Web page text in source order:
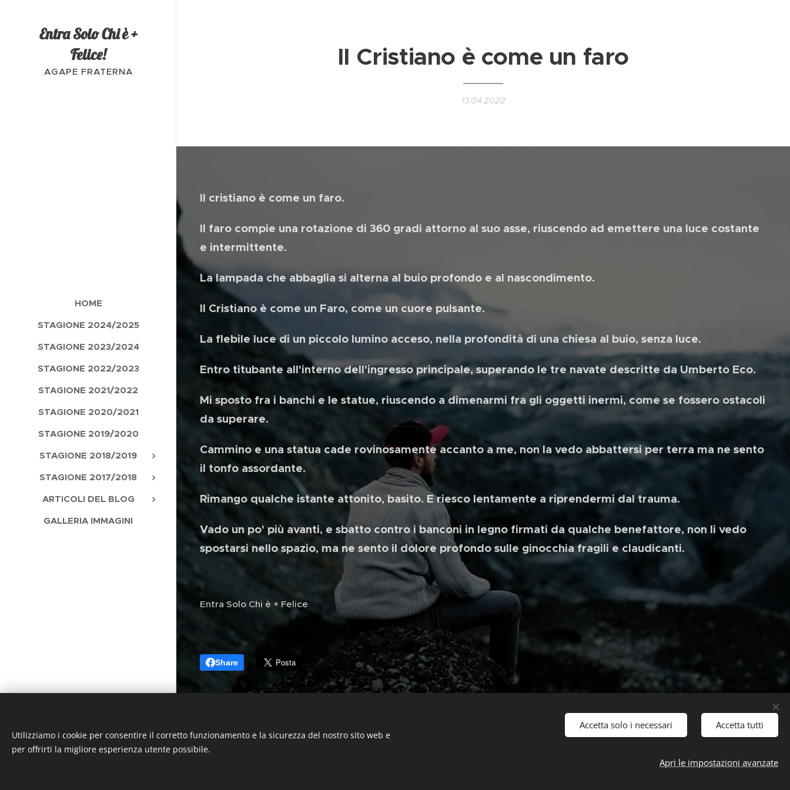
Entra Solo Chi è +
Felice!
AGAPE FRATERNA
HOME
STAGIONE 2024/2025
STAGIONE 2023/2024
STAGIONE 2022/2023
STAGIONE 2021/2022
STAGIONE 2020/2021
STAGIONE 2019/2020
STAGIONE 2018/2019
STAGIONE 2017/2018
ARTICOLI DEL BLOG
GALLERIA IMMAGINI
Il Cristiano è come un faro
13.04.2022
Il cristiano è come un faro.
Il faro compie una rotazione di 360 gradi attorno al suo asse, riuscendo ad emettere una luce costante
e intermittente.
La lampada che abbaglia si alterna al buio profondo e al nascondimento.
Il Cristiano è come un Faro, come un cuore pulsante.
La flebile luce di un piccolo lumino acceso, nella profondità di una chiesa al buio, senza luce.
Entro titubante all'interno dell'ingresso principale, superando le tre navate descritte da Umberto Eco.
Mi sposto fra i banchi e le statue, riuscendo a dimenarmi fra gli oggetti inermi, come se fossero ostacoli
da superare.
Cammino e una statua cade rovinosamente accanto a me, non la vedo abbattersi per terra ma ne sento
il tonfo assordante.
Rimango qualche istante attonito, basito. E riesco lentamente a riprendermi dal trauma.
Vado un po' più avanti, e sbatto contro i banconi in legno firmati da qualche benefattore, non li vedo
spostarsi nello spazio, ma ne sento il dolore profondo sulle ginocchia fragili e claudicanti.
Entra Solo Chi è + Felice
Share
carmeloguerriera@gmail.com
Utilizziamo i cookie per consentire il corretto funzionamento e la sicurezza del nostro sito web e
per offrirti la migliore esperienza utente possibile.
Accetta solo i necessari Accetta tutti
Apri le impostazioni avanzate